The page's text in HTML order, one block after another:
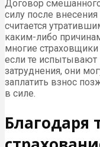
Договор
силу после
считается
каким-либо
многие
если те
затруднения, они
заплатить взнос
в силе.
Благодаря